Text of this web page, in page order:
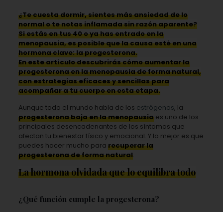
¿Te cuesta dormir, sientes más ansiedad de lo
normal o te notas inflamada sin razón aparente?
Si estás en tus 40 o ya has entrado en la
menopausia, es posible que la causa esté en una
hormona clave: la progesterona.
En este artículo descubrirás cómo aumentar la
progesterona en la menopausia de forma natural,
con estrategias eficaces y sencillas para
acompañar a tu cuerpo en esta etapa.
Aunque todo el mundo habla de los estrógenos, la
progesterona baja en la menopausiaes uno de los
principales desencadenantes de los síntomas que
afectan tu bienestar físico y emocional. Y lo mejor es que
puedes hacer mucho para recuperar la
progesterona de forma natural.
La hormona olvidada que lo equilibra todo
¿Qué función cumple la progesterona?